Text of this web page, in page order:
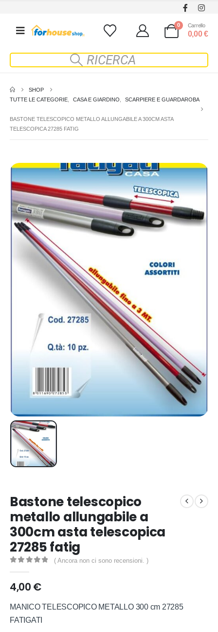
0 Carrello
0,00€
SHOP
TUTTE LE CATEGORIE
CASA E GIARDINO SCARPIERE E GUARDAROBA
BASTONE TELESCOPICO METALLO ALLUNGABILE A 300CM ASTA
TELESCOPICA 27285 FATIG
Bastone telescopico
metallo allungabile a
300cm asta telescopica
27285 fatig
( Ancora non ci sono recensioni. )
4,00 €
MANICO TELESCOPICO METALLO 300 cm 27285
FATIGATI